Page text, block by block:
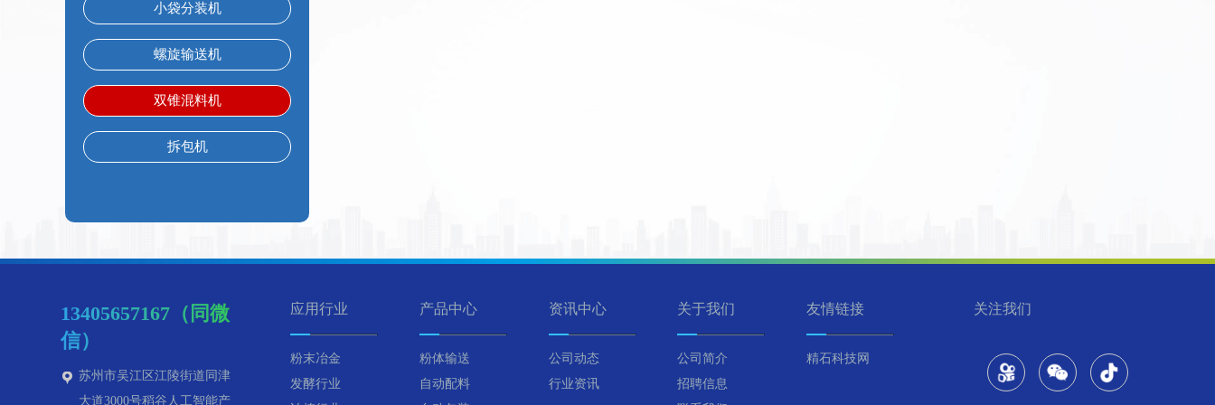
小袋分装机
螺旋输送机
双锥混料机
拆包机
13405657167（同微
信）
苏州市吴江区江陵街道同津
大道3000号稻谷人工智能产
应用行业
粉末冶金
发酵行业
产品中心
粉体输送
自动配料
资讯中心
公司动态
行业资讯
关于我们
公司简介
招聘信息
友情链接
精石科技网
关注我们